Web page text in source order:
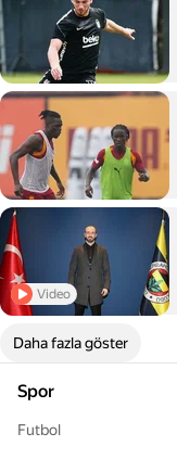
Video
Daha fazla göster
Spor
Futbol